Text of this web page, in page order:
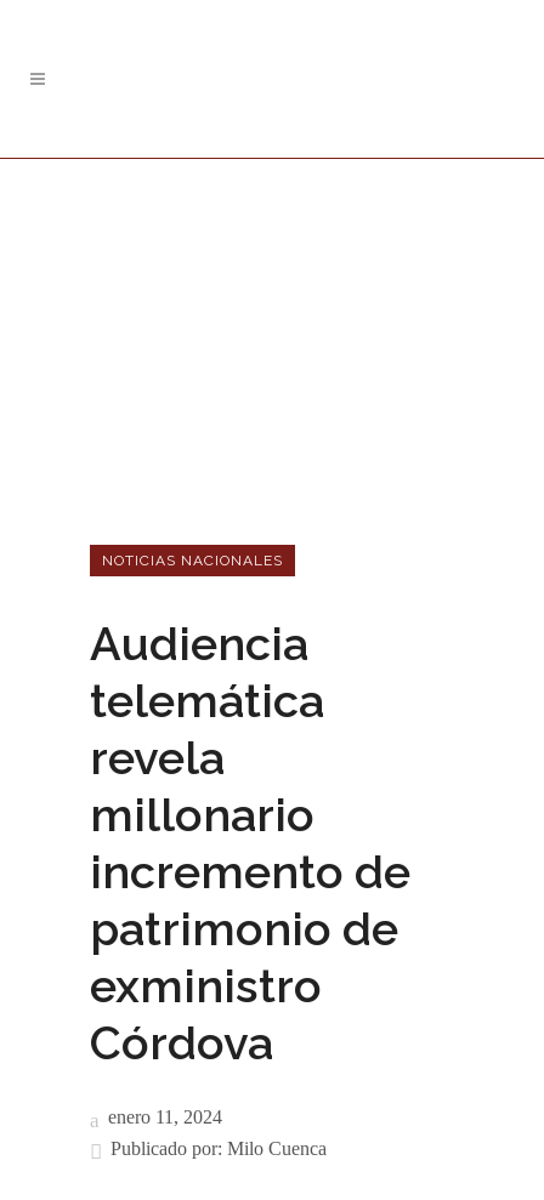
NOTICIAS NACIONALES
Audiencia
telemática
revela
millonario
incremento de
patrimonio de
exministro
Córdova
enero 11, 2024
Publicado por: Milo Cuenca